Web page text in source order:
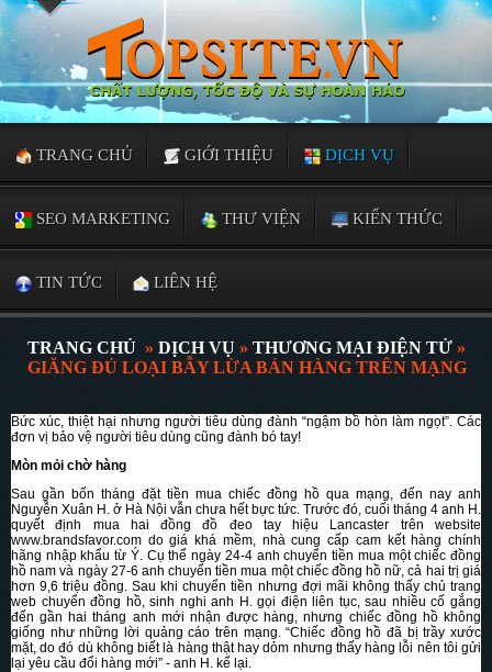
TRANG CHỦ GIỚI THIỆU DỊCH VỤ
SEO MARKETING THƯ VIỆN KIẾN THỨC
TIN TỨC LIÊN HỆ
TRANG CHỦ » DỊCH VỤ » THƯƠNG MẠI ĐIỆN TỬ »
GIĂNG ĐỦ LOẠI BẪY LỪA BÁN HÀNG TRÊN MẠNG
Bức xúc, thiệt hại nhưng người tiêu dùng đành “ngậm bồ hòn làm ngọt”. Các
đơn vị bảo vệ người tiêu dùng cũng đành bó tay!
Mòn mỏi chờ hàng
Sau gần bốn tháng đặt tiền mua chiếc đồng hồ qua mạng, đến nay anh
Nguyễn Xuân H. ở Hà Nội vẫn chưa hết bực tức. Trước đó, cuối tháng 4 anh H.
quyết định mua hai đồng đồ đeo tay hiệu Lancaster trên website
www.brandsfavor.com do giá khá mềm, nhà cung cấp cam kết hàng chính
hãng nhập khẩu từ Ý. Cụ thể ngày 24-4 anh chuyển tiền mua một chiếc đồng
hồ nam và ngày 27-6 anh chuyển tiền mua một chiếc đồng hồ nữ, cả hai trị giá
hơn 9,6 triệu đồng. Sau khi chuyển tiền nhưng đợi mãi không thấy chủ trang
web chuyển đồng hồ, sinh nghi anh H. gọi điện liên tục, sau nhiều cố gắng
đến gần hai tháng anh mới nhận được hàng, nhưng chiếc đồng hồ không
giống như những lời quảng cáo trên mạng. “Chiếc đồng hồ đã bị trầy xước
mặt, do đó dù không biết là hàng thật hay dỏm nhưng thấy hàng lỗi nên tôi gửi
lại yêu cầu đổi hàng mới” - anh H. kể lại.